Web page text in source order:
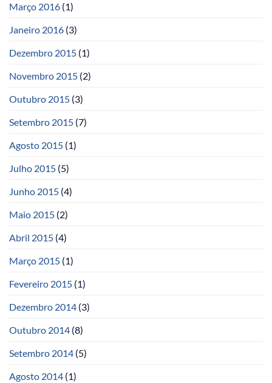
Março 2016 (1)
Janeiro 2016 (3)
Dezembro 2015 (1)
Novembro 2015 (2)
Outubro 2015 (3)
Setembro 2015 (7)
Agosto 2015 (1)
Julho 2015 (5)
Junho 2015 (4)
Maio 2015 (2)
Abril 2015 (4)
Março 2015 (1)
Fevereiro 2015 (1)
Dezembro 2014 (3)
Outubro 2014 (8)
Setembro 2014 (5)
Agosto 2014 (1)